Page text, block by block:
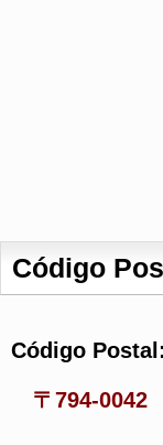
Código
Código Postal:
〒794-0042